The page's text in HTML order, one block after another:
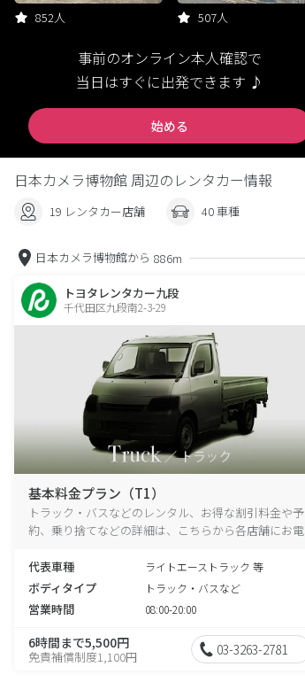
852人 507人
事前のオンライン本人確認で
当日はすぐに出発できます ♪
始める
日本カメラ博物館 周辺のレンタカー情報
19 レンタカー店舗 40 車種
日本カメラ博物館から 886m
トヨタレンタカー九段
千代田区九段南2-3-29
基本料金プラン（T1）
トラック・バスなどのレンタル、お得な割引料金や予
約、乗り捨てなどの詳細は、こちらから各店舗にお電
代表車種
ライトエーストラック 等
ボディタイプ トラック・バスなど
営業時間 08:00-20:00
6時間まで5,500円
免責補償制度1,100円 03-3263-2781